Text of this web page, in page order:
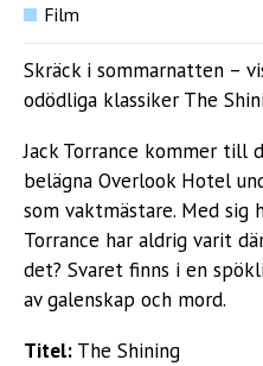
Film
Skräck i sommarnatten –
odödliga klassiker The
Jack Torrance kommer till
belägna Overlook Hotel
som vaktmästare. Med sig
Torrance har aldrig varit
det? Svaret finns i en
av galenskap och mord.
Titel: The Shining